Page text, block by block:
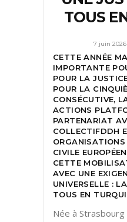
TOUS
7 juin 2026
CETTE ANNÉE
IMPORTANTE
POUR LA
POUR LA
CONSÉCUTIVE,
ACTIONS
PARTENARIAT
COLLECTIFDDH
CIVILE
CETTE
AVEC UNE
UNIVERSELLE :
TOUS EN
Née à